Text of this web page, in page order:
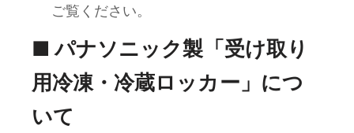
ご覧ください。
■ パナソニック製「受け取り
用冷凍・冷蔵ロッカー」につ
いて